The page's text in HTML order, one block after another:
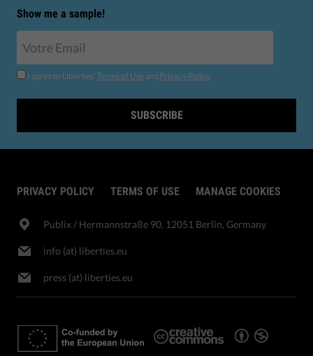
Show me a sample!
I agree to Liberties' Terms of Use andPrivacy Policy.
SUBSCRIBE
PRIVACY POLICY TERMS OF USE MANAGE COOKIES
Publix​ / Hermannstraße 90, 12051 Berlin, Germany
info (at) liberties.eu
press (at) liberties.eu